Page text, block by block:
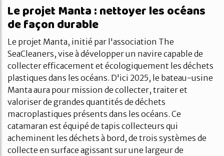
Le projet Manta : nettoyer les océans
de façon durable
Le projet Manta, initié par l'association The
SeaCleaners, vise à développer un navire capable de
collecter efficacement et écologiquement les déchets
plastiques dans les océans. D'ici 2025, le bateau-usine
Manta aura pour mission de collecter, traiter et
valoriser de grandes quantités de déchets
macroplastiques présents dans les océans. Ce
catamaran est équipé de tapis collecteurs qui
acheminent les déchets à bord, de trois systèmes de
collecte en surface agissant sur une largeur de